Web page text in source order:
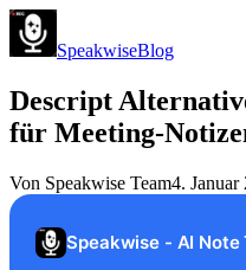
SpeakwiseBlog
Descript
für Meeting-
Von Speakwise Team4. Januar
Speakwise - AI Note